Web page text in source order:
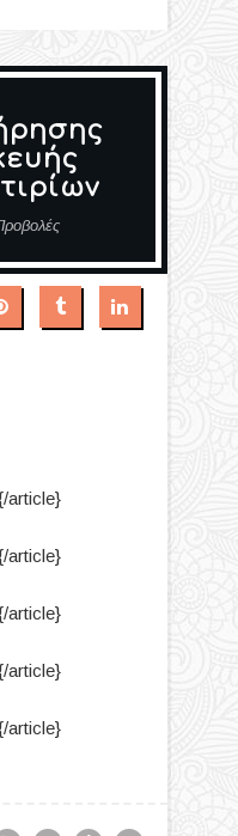
article}
article}
article}
article}
article}